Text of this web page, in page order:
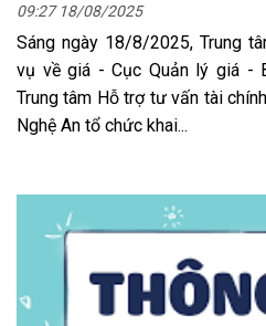
09:27 18/08/2025
Sáng ngày 18/8/2025, Trung
vụ về giá - Cục Quản lý giá -
Trung tâm Hỗ trợ tư vấn tài
Nghệ An tổ chức khai...